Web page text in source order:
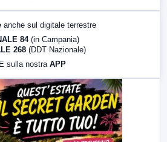
LabNews (replica)
anche sul digitale terrestre
84 (in Campania)
268 (DDT Nazionale)
E sulla nostra APP